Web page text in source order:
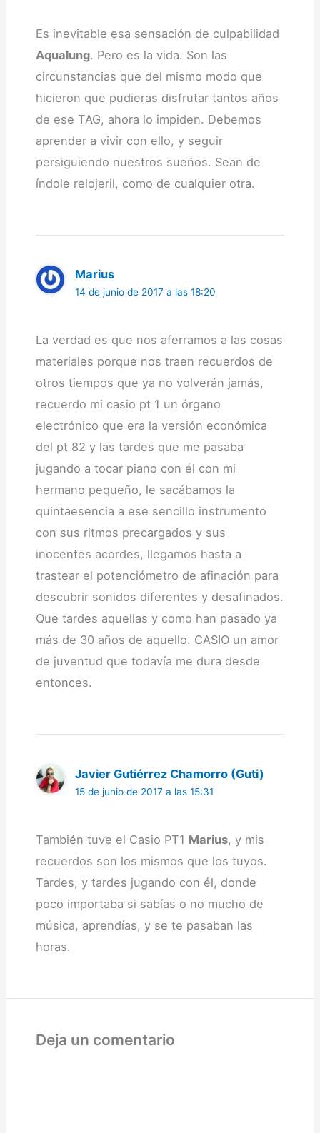
Es inevitable esa sensación de culpabilidad
Aqualung. Pero es la vida. Son las
circunstancias que del mismo modo que
hicieron que pudieras disfrutar tantos años
de ese TAG, ahora lo impiden. Debemos
aprender a vivir con ello, y seguir
persiguiendo nuestros sueños. Sean de
índole relojeril, como de cualquier otra.
Marius
14 de junio de 2017 a las 18:20
La verdad es que nos aferramos a las cosas
materiales porque nos traen recuerdos de
otros tiempos que ya no volverán jamás,
recuerdo mi casio pt 1 un órgano
electrónico que era la versión económica
del pt 82 y las tardes que me pasaba
jugando a tocar piano con él con mi
hermano pequeño, le sacábamos la
quintaesencia a ese sencillo instrumento
con sus ritmos precargados y sus
inocentes acordes, llegamos hasta a
trastear el potenciómetro de afinación para
descubrir sonidos diferentes y desafinados.
Que tardes aquellas y como han pasado ya
más de 30 años de aquello. CASIO un amor
de juventud que todavía me dura desde
entonces.
Javier Gutiérrez Chamorro (Guti)
15 de junio de 2017 a las 15:31
También tuve el Casio PT1 Marius, y mis
recuerdos son los mismos que los tuyos.
Tardes, y tardes jugando con él, donde
poco importaba si sabías o no mucho de
música, aprendías, y se te pasaban las
horas.
Deja un comentario